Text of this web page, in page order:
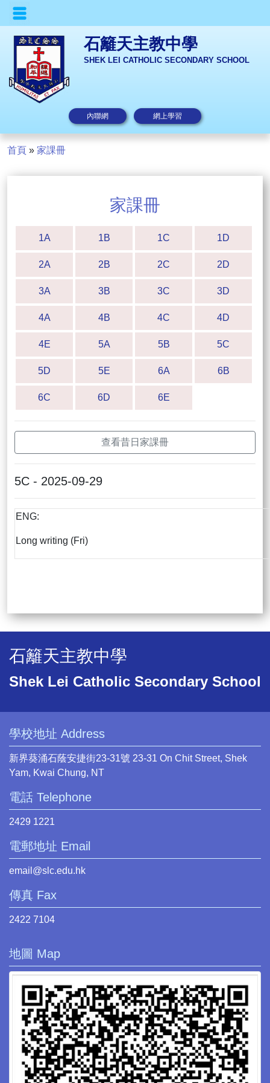
石籬天主教中學
SHEK LEI CATHOLIC SECONDARY SCHOOL
內聯網 網上學習
首頁 » 家課冊
家課冊
1A 1B 1C 1D
2A 2B 2C 2D
3A 3B 3C 3D
4A 4B 4C 4D
4E 5A 5B 5C
5D 5E 6A 6B
6C 6D 6E
查看昔日家課冊
5C - 2025-09-29
ENG:
Long writing (Fri)
石籬天主教中學
Shek Lei Catholic Secondary School
學校地址 Address
新界葵涌石蔭安捷街23-31號 23-31 On Chit Street, Shek
Yam, Kwai Chung, NT
電話 Telephone
2429 1221
電郵地址 Email
email@slc.edu.hk
傳真 Fax
2422 7104
地圖 Map